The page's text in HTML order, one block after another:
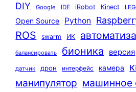
DIY Google IDE iRobot Kinect
Open Source Python
ROS swarm ИК
балансировать бионика версия
датчик дрон интерфейс камера
манипулятор машинное